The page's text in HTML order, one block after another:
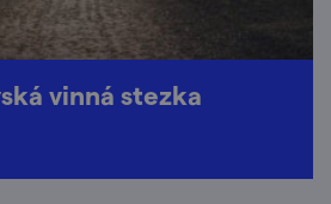
vinná stezka